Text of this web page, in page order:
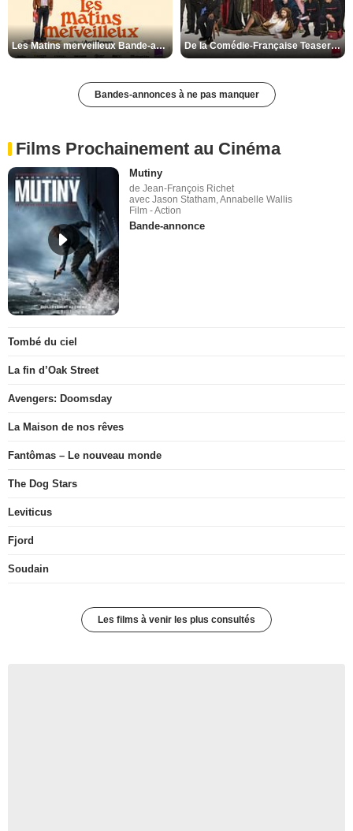
Les Matins merveilleux Bande-annonce VF De la Comédie-Française Teaser VF
Bandes-annonces à ne pas manquer
Films Prochainement au Cinéma
Mutiny
de Jean-François Richet
avec Jason Statham, Annabelle Wallis
Film - Action
Bande-annonce
Tombé du ciel
La fin d’Oak Street
Avengers: Doomsday
La Maison de nos rêves
Fantômas – Le nouveau monde
The Dog Stars
Leviticus
Fjord
Soudain
Les films à venir les plus consultés